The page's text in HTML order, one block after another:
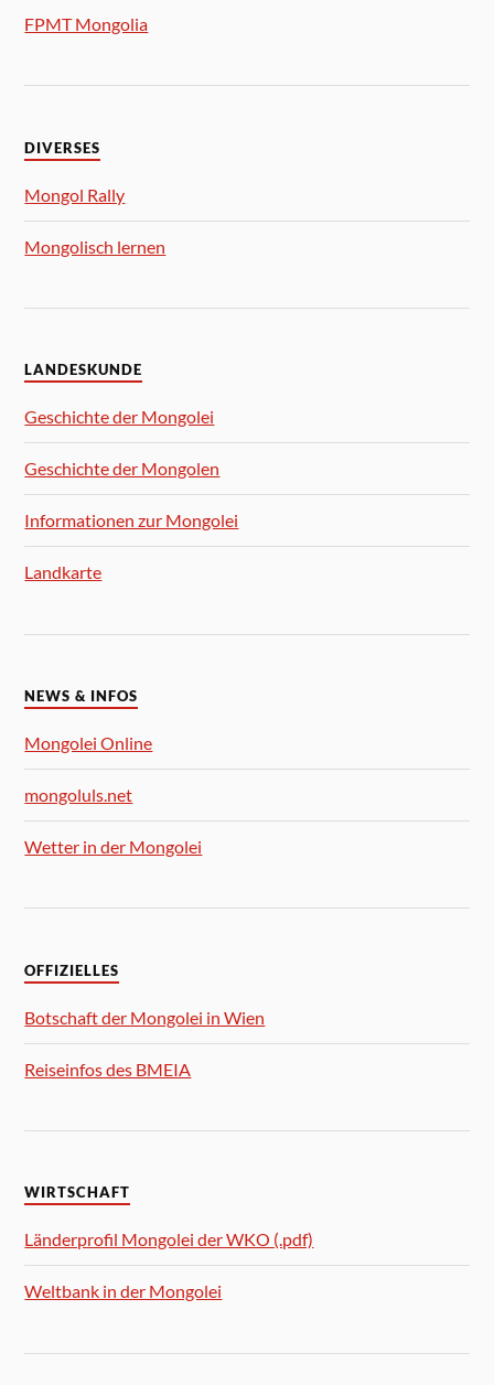
FPMT Mongolia
DIVERSES
Mongol Rally
Mongolisch lernen
LANDESKUNDE
Geschichte der Mongolei
Geschichte der Mongolen
Informationen zur Mongolei
Landkarte
NEWS & INFOS
Mongolei Online
mongoluls.net
Wetter in der Mongolei
OFFIZIELLES
Botschaft der Mongolei in Wien
Reiseinfos des BMEIA
WIRTSCHAFT
Länderprofil Mongolei der WKO (.pdf)
Weltbank in der Mongolei